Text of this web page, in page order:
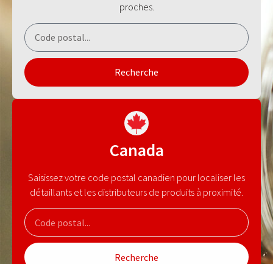
proches.
Recherche
Canada
Saisissez votre code postal canadien pour localiser les
détaillants et les distributeurs de produits à proximité.
Recherche